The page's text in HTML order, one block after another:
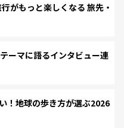
がもっと楽しくなる 旅先・
ーマに語るインタビュー連
！地球の歩き方が選ぶ2026